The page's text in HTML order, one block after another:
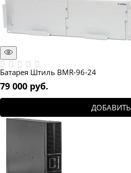
Батарея Штиль BMR-96-24
79 000 руб.
ДОБАВИТЬ